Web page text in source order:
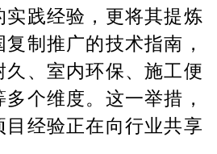
践经验，更将其提炼
制推广的技术指南，
久、室内环保、施工便
个维度。这一举措，
经验正在向行业共享